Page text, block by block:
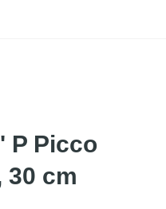
P Picco
30 cm